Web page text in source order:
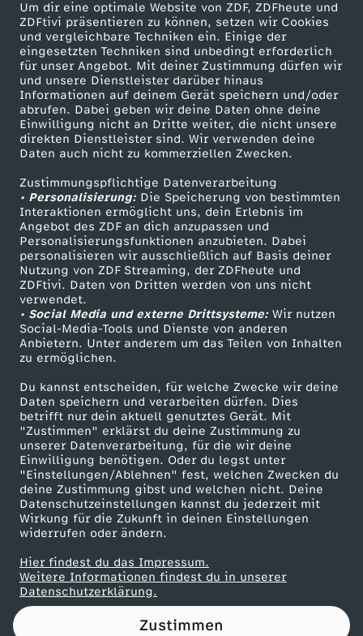
Um dir eine optimale Website von ZDF, ZDFheute und
ZDFtivi präsentieren zu können, setzen wir Cookies
und vergleichbare Techniken ein. Einige der
eingesetzten Techniken sind unbedingt erforderlich
für unser Angebot. Mit deiner Zustimmung dürfen wir
und unsere Dienstleister darüber hinaus
Informationen auf deinem Gerät speichern und/oder
abrufen. Dabei geben wir deine Daten ohne deine
Einwilligung nicht an Dritte weiter, die nicht unsere
direkten Dienstleister sind. Wir verwenden deine
Daten auch nicht zu kommerziellen Zwecken.
Zustimmungspflichtige Datenverarbeitung
• Personalisierung:Die Speicherung von bestimmten
Interaktionen ermöglicht uns, dein Erlebnis im
Angebot des ZDF an dich anzupassen und
Personalisierungsfunktionen anzubieten. Dabei
personalisieren wir ausschließlich auf Basis deiner
Nutzung von ZDF Streaming, der ZDFheute und
ZDFtivi. Daten von Dritten werden von uns nicht
verwendet.
• Social Media und externe Drittsysteme:Wir nutzen
Social-Media-Tools und Dienste von anderen
Anbietern. Unter anderem um das Teilen von Inhalten
zu ermöglichen.
Du kannst entscheiden, für welche Zwecke wir deine
Daten speichern und verarbeiten dürfen. Dies
betrifft nur dein aktuell genutztes Gerät. Mit
"Zustimmen" erklärst du deine Zustimmung zu
unserer Datenverarbeitung, für die wir deine
Einwilligung benötigen. Oder du legst unter
"Einstellungen/Ablehnen" fest, welchen Zwecken du
deine Zustimmung gibst und welchen nicht. Deine
Datenschutzeinstellungen kannst du jederzeit mit
Wirkung für die Zukunft in deinen Einstellungen
widerrufen oder ändern.
Hier findest du das Impressum.
Weitere Informationen findest du in unserer
Datenschutzerklärung.
Zustimmen
B
o
r
s
i
g
:
A
u
f
t
a
k
t
d
e
Mehr ZDF
ZDF-Apps
Smart TV
ZDFtext
Livestreams
Sendungen A-Z
TV-Programm
Service
ZDFmitreden
Kontakt zum ZDF
Tickets
Zuschauerservice
Hilfe
ZDF Unternehmen
Karriere
ZDF goes Schule
Werbefernsehen
Mainzelmännchen
Partner